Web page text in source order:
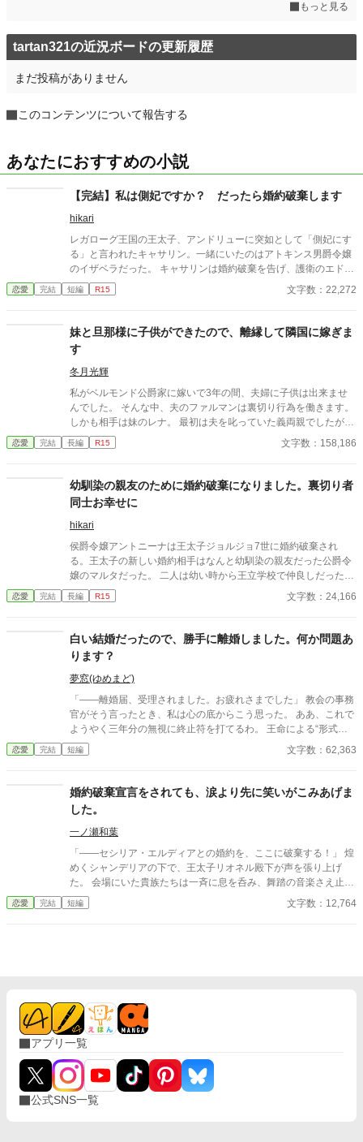
もっと見る
tartan321の近況ボードの更新履歴
まだ投稿がありません
このコンテンツについて報告する
あなたにおすすめの小説
【完結】私は側妃ですか？ だったら婚約破棄します
hikari
レガローグ王国の王太子、アンドリューに突如として「側妃にす
る」と言われたキャサリン。一緒にいたのはアトキンス男爵令嬢
のイザベラだった。 キャサリンは婚約破棄を告げ、護衛のエドワ
ードと侍女のエスターと共に実家へと帰る。そして、魔法使いに
弟子入りする。 その後、モナール帝国がレガローグに侵攻する話
に、エドワードはモナール帝国の第一皇子ヴァレンティンを紹介
する。 ※ざまあの回には★がついています。
恋愛 完結 短編 R15 文字数：22,272
妹と旦那様に子供ができたので、離縁して隣国に嫁ぎま
す
冬月光輝
私がベルモンド公爵家に嫁いで3年の間、夫婦に子供は出来ませ
んでした。 そんな中、夫のファルマンは裏切り行為を働きます。
しかも相手は妹のレナ。 最初は夫を叱っていた義両親でしたが、
レナに子供が出来たと知ると私を責めだしました。 夫も婚約中か
ら私からの愛は感じていないと口にしており、あの頃に婚約破棄
害する権利はないと言われて離縁させられてしまいます。 それか
らまもなくして、隣国の王子であるレオン殿下が我が家に現れま
した。 「約束どおり、私の妻になってもらうぞ」 確かにそんな約
束をした覚えがあるような気がしますが、殿下はまだ5歳だった
ような……。 言われるがままに、隣国へ向かった私。 その頃にな
って、子供が出来ない理由は元旦那にあることが発覚して――。
ベルモンド公爵家ではひと悶着起こりそうらしいのですが、もう
私には関係ありません。 ※ざまぁパートは第16話〜です
恋愛 完結 長編 R15 文字数：158,186
幼馴染の親友のために婚約破棄になりました。裏切り者
同士お幸せに
hikari
侯爵令嬢アントニーナは王太子ジョルジョ7世に婚約破棄され
る。王太子の新しい婚約相手はなんと幼馴染の親友だった公爵令
嬢のマルタだった。 二人は幼い時から王立学校で仲良しだった。
アントニーナがいじめられていた時は身を張って守ってくれた。
しかし、そんな友情にある日亀裂が入る。
恋愛 完結 長編 R15 文字数：24,166
白い結婚だったので、勝手に離婚しました。何か問題あ
ります？
夢窓(ゆめまど)
「――離婚届、受理されました。お疲れさまでした」 教会の事務
官がそう言ったとき、私は心の底からこう思った。 ああ、これで
ようやく三年分の無視に終止符を打てるわ。 王命による“形式結
婚”。 夫の顔も知らず、手紙もなし、戦地から帰ってきたという
噂すらない。 だから、はい、離婚。勝手に。 白い結婚だったの
恋愛 完結 短編 文字数：62,363
婚約破棄宣言をされても、涙より先に笑いがこみあげま
した。
一ノ瀬和葉
「――セシリア・エルディアとの婚約を、ここに破棄する！」 煌
めくシャンデリアの下で、王太子リオネル殿下が声を張り上げ
た。 会場にいた貴族たちは一斉に息を呑み、舞踏の音楽さえ止ま
る。 ……ああ、やっと来たか。 婚約破棄。断罪。悪役令嬢への審
判。 ここで私は泣き崩れ、殿下に縋りつき、噂通りの醜態をさら
恋愛 完結 短編 文字数：12,764
アプリ一覧
公式SNS一覧